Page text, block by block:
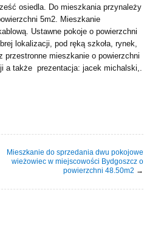
osiedla. Do mieszkania przynależy
5m2. Mieszkanie
Ustawne pokoje o powierzchni
lokalizacji, pod ręką szkoła, rynek,
przestronne mieszkanie o powierzchni
a także prezentacja: jacek michalski,.
Mieszkanie do sprzedania dwu pokojowe
wieżowiec w miejscowości Bydgoszcz o
powierzchni 48.50m2 →